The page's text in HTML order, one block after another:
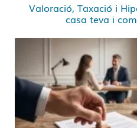
Valoració, Taxació i
casa teva i